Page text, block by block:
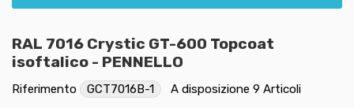
RAL 7016 Crystic GT-600 Topcoat
isoftalico - PENNELLO
Riferimento GCT7016B-1 A disposizione 9 Articoli